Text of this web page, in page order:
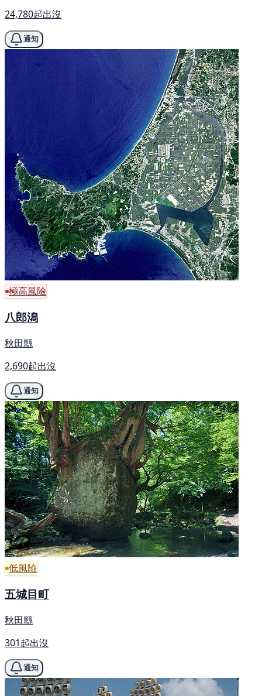
24,780起出沒
通知
極高風險
八郎潟
秋田縣
2,690起出沒
通知
低風險
五城目町
秋田縣
301起出沒
通知